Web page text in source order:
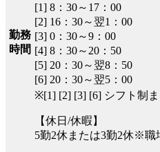
勤務
時間
[1] 8：30～17：00
[2] 16：30～翌1：00
[3] 0：30～9：00
[4] 8：30～20：50
[5] 20：30～翌8：50
[6] 20：30～翌5：00
※[1] [2] [3] [6] シフト制
【休日/休暇】
5勤2休または3勤2休※職